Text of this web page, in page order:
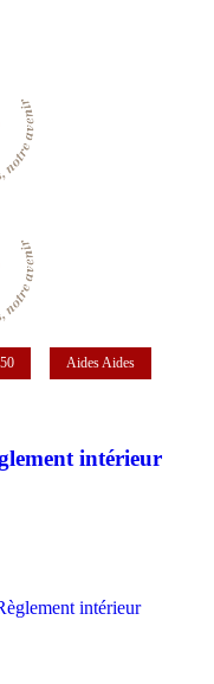
AidesAides
intérieur
intérieur